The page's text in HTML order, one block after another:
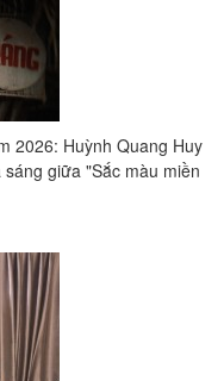
2026: Huỳnh Quang Huy
giữa "Sắc màu miền